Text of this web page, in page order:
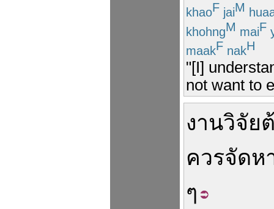
khaoF jaiM
khohngM maiF
maakF nakH
"[I]
not want to
งานวิจัย
ควรจัดห
ๆ